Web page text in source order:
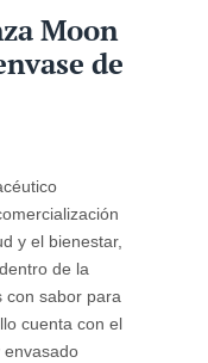
Moon
de
y el bienestar,
de la
con sabor para
cuenta con el
envasado